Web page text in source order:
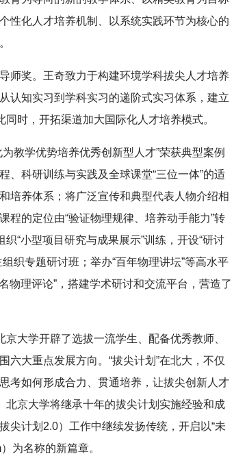
性化人才培养机制、以系统实践环节为核心的
师奖。王奇致力于构建环境学科拔尖人才培养
认知实习到学科实习的递阶式实习体系，建立
时，开拓渠道加大国际化人才培养模式。
教学优势培养优秀创新型人才”荣获典型案例
、科研训练与实践及全球课堂“三位一体”的适
培养体系；将广泛宣传和典型代表人物介绍相
程的定位由“验证物理规律、培养动手能力”转
“小型项目研究与成果展示”训练，开设“研讨
织专题研讨班；举办“百年物理讲坛”等高水平
物理评论”，搭建学术研讨和交流平台，营造了
大学开辟了选拔一流学生、配备优秀教师、
大重点发展方向。“拔尖计划”在北大，不仅
考如何形成合力、贯通培养，让拔尖创新人才
北京大学将继承十年的拔尖计划实施经验和成
尖计划2.0）工作中继续发扬传统，开启以“未
为名称的新篇章。